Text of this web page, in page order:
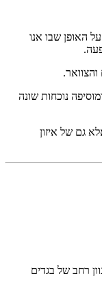
האופן שבו אנו
נוכחות שונה
גם של איזון
רחב של בגדים